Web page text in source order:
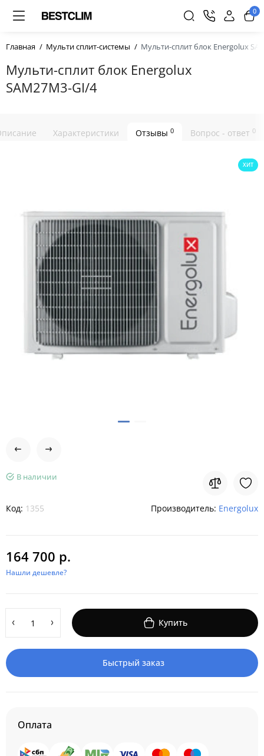
0
Главная Мульти сплит-системы Мульти-сплит блок Energolux
Мульти-сплит блок Energolux
SAM27M3-GI/4
Характеристики Отзывы 0 Вопрос - ответ 0
ХИТ
В наличии
Код: 1355 Производитель: Energolux
164 700 р.
Нашли дешевле?
Купить
Быстрый заказ
Оплата